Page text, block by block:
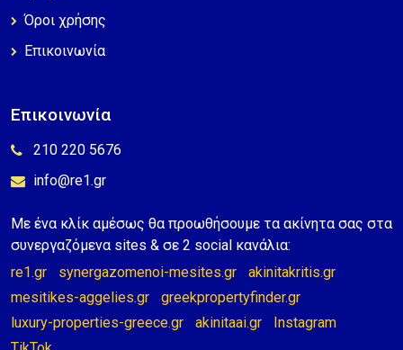
Όροι χρήσης
Επικοινωνία
Επικοινωνία
210 220 5676
info@re1.gr
Με ένα κλίκ αμέσως θα προωθήσουμε τα ακίνητα σας στα
συνεργαζόμενα sites & σε 2 social κανάλια:
re1.gr
synergazomenoi-mesites.gr
akinitakritis.gr
mesitikes-aggelies.gr
greekpropertyfinder.gr
luxury-properties-greece.gr
akinitaai.gr
Instagram